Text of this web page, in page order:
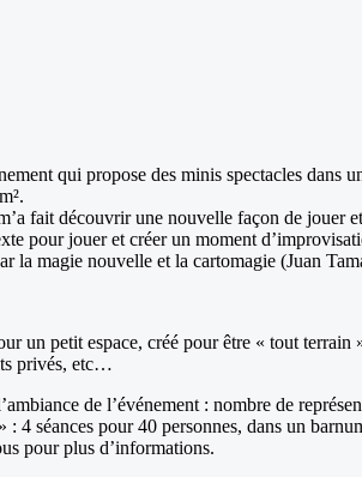
qui propose des minis spectacles dans
fait découvrir une nouvelle façon de
pour jouer et créer un moment
la magie nouvelle et la cartomagie (Juan
petit espace, créé pour être « tout terrain
privés, etc…
de l’événement : nombre de
4 séances pour 40 personnes, dans un
pour plus d’informations.